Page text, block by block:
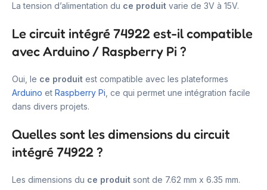
La tension d’alimentation du ce produit varie de 3V à 15V.
Le circuit intégré 74922 est-il compatible
avec Arduino / Raspberry Pi ?
Oui, le ce produit est compatible avec les plateformes
Arduino et Raspberry Pi , ce qui permet une intégration facile
dans divers projets.
Quelles sont les dimensions du circuit
intégré 74922 ?
Les dimensions du ce produit sont de 7.62 mm x 6.35 mm.